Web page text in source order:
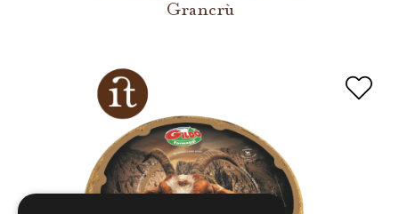
Grancrù